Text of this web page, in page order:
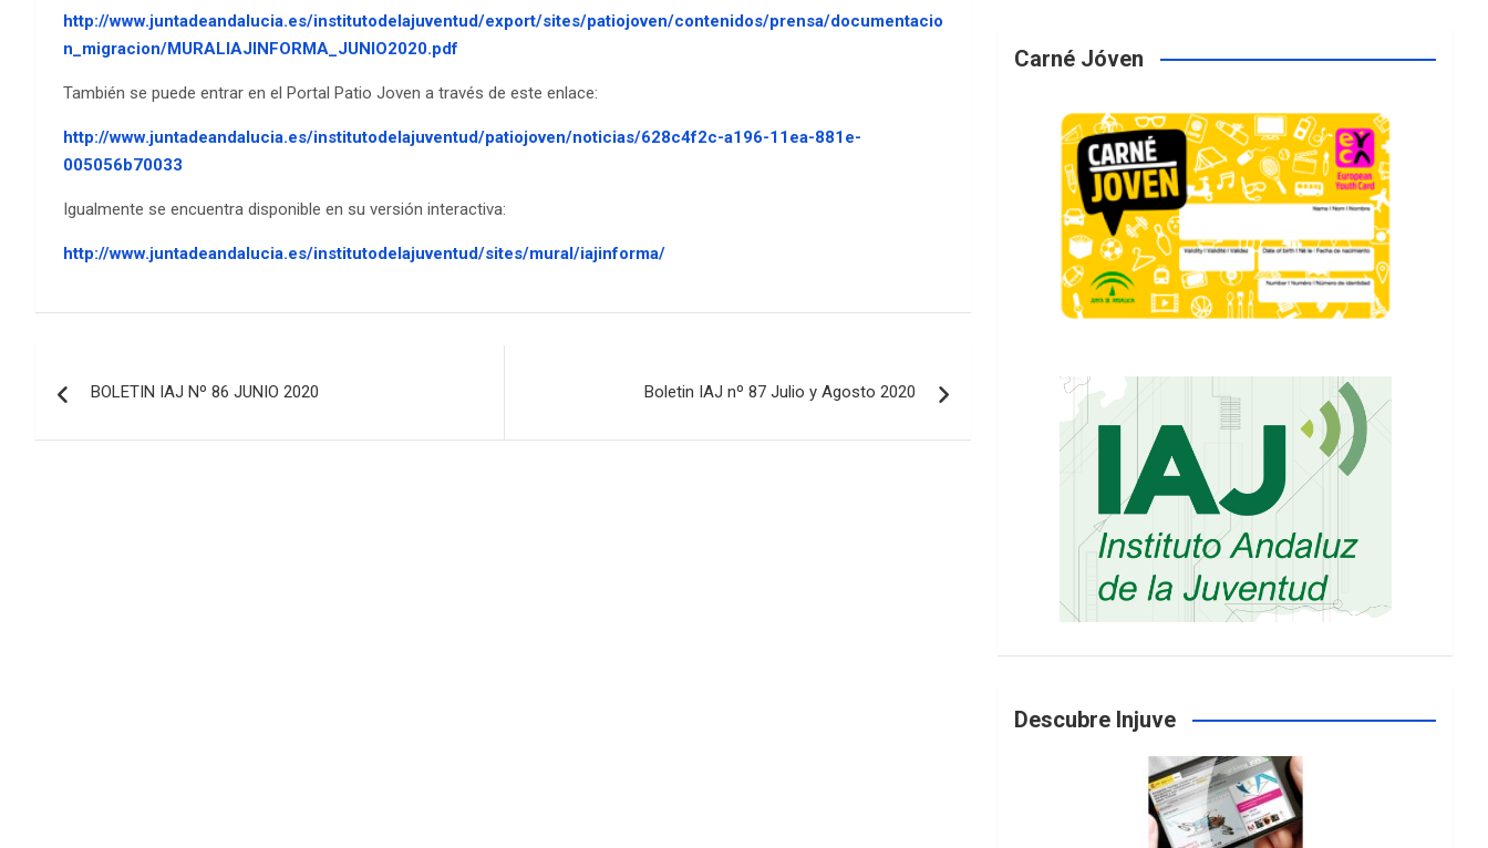
http://www.juntadeandalucia.es/institutodelajuventud/export/sites/patiojoven/contenidos/prensa/documentacio
n_migracion/MURALIAJINFORMA_JUNIO2020.pdf
También se puede entrar en el Portal Patio Joven a través de este enlace:
http://www.juntadeandalucia.es/institutodelajuventud/patiojoven/noticias/628c4f2c-a196-11ea-881e-
005056b70033
Igualmente se encuentra disponible en su versión interactiva:
http://www.juntadeandalucia.es/institutodelajuventud/sites/mural/iajinforma/
de
BOLETIN IAJ Nº 86 JUNIO 2020 Boletin IAJ nº 87 Julio y Agosto 2020
Carné Jóven
Descubre Injuve